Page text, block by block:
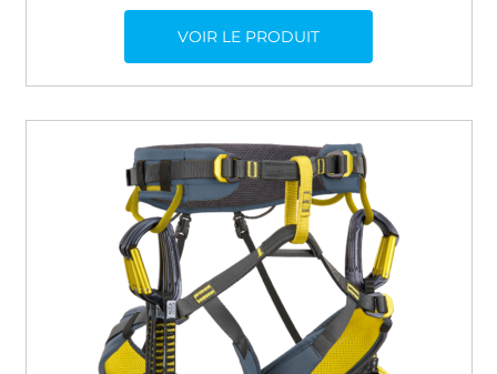
VOIR LE PRODUIT